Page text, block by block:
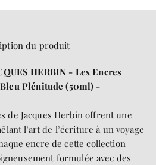
du produit
HERBIN - Les Encres
Plénitude (50ml) -
de Jacques Herbin offrent une
l’art de l’écriture à un voyage
encre de cette collection
formulée avec des